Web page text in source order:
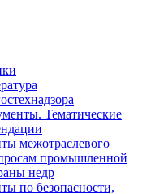
Тематические
межотраслевого
промышленной
недр
по безопасности,